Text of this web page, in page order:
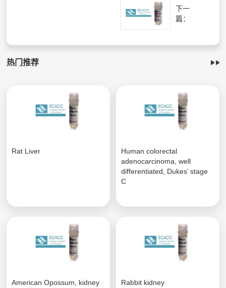
下一
篇：
热门推荐
Rat Liver
Human colorectal
adenocarcinoma, well
differentiated, Dukes’ stage
C
American Opossum, kidney Rabbit kidney